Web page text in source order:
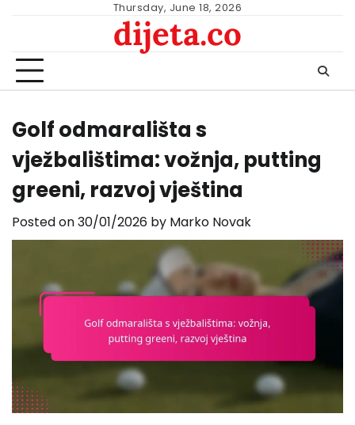
Thursday, June 18, 2026
dijeta.co
Golf odmarališta s
vježbalištima: vožnja, putting
greeni, razvoj vještina
Posted on30/01/2026 by Marko Novak